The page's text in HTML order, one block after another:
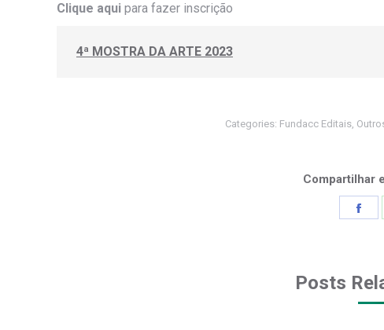
Clique aqui para fazer inscrição
4ª MOSTRA DA ARTE 2023
Categories: Fundacc Editais,
Compartilhar
Posts